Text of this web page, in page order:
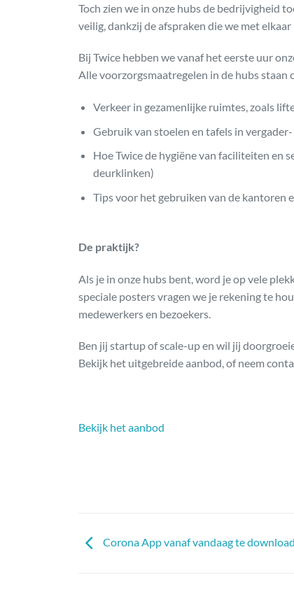
Toch zien we in onze hubs de bedrijvigheid
veilig, dankzij de afspraken die we met elkaar
Bij Twice hebben we vanaf het eerste uur
Alle voorzorgsmaatregelen in de hubs staan
Verkeer in gezamenlijke ruimtes, zoals
Gebruik van stoelen en tafels in
Hoe Twice de hygiëne van faciliteiten en
deurklinken)
Tips voor het gebruiken van de kantoren
De praktijk?
Als je in onze hubs bent, word je op vele
speciale posters vragen we je rekening te
medewerkers en bezoekers.
Ben jij startup of scale-up en wil jij
Bekijk het uitgebreide aanbod, of neem
Bekijk het aanbod
Corona App vanaf vandaag te